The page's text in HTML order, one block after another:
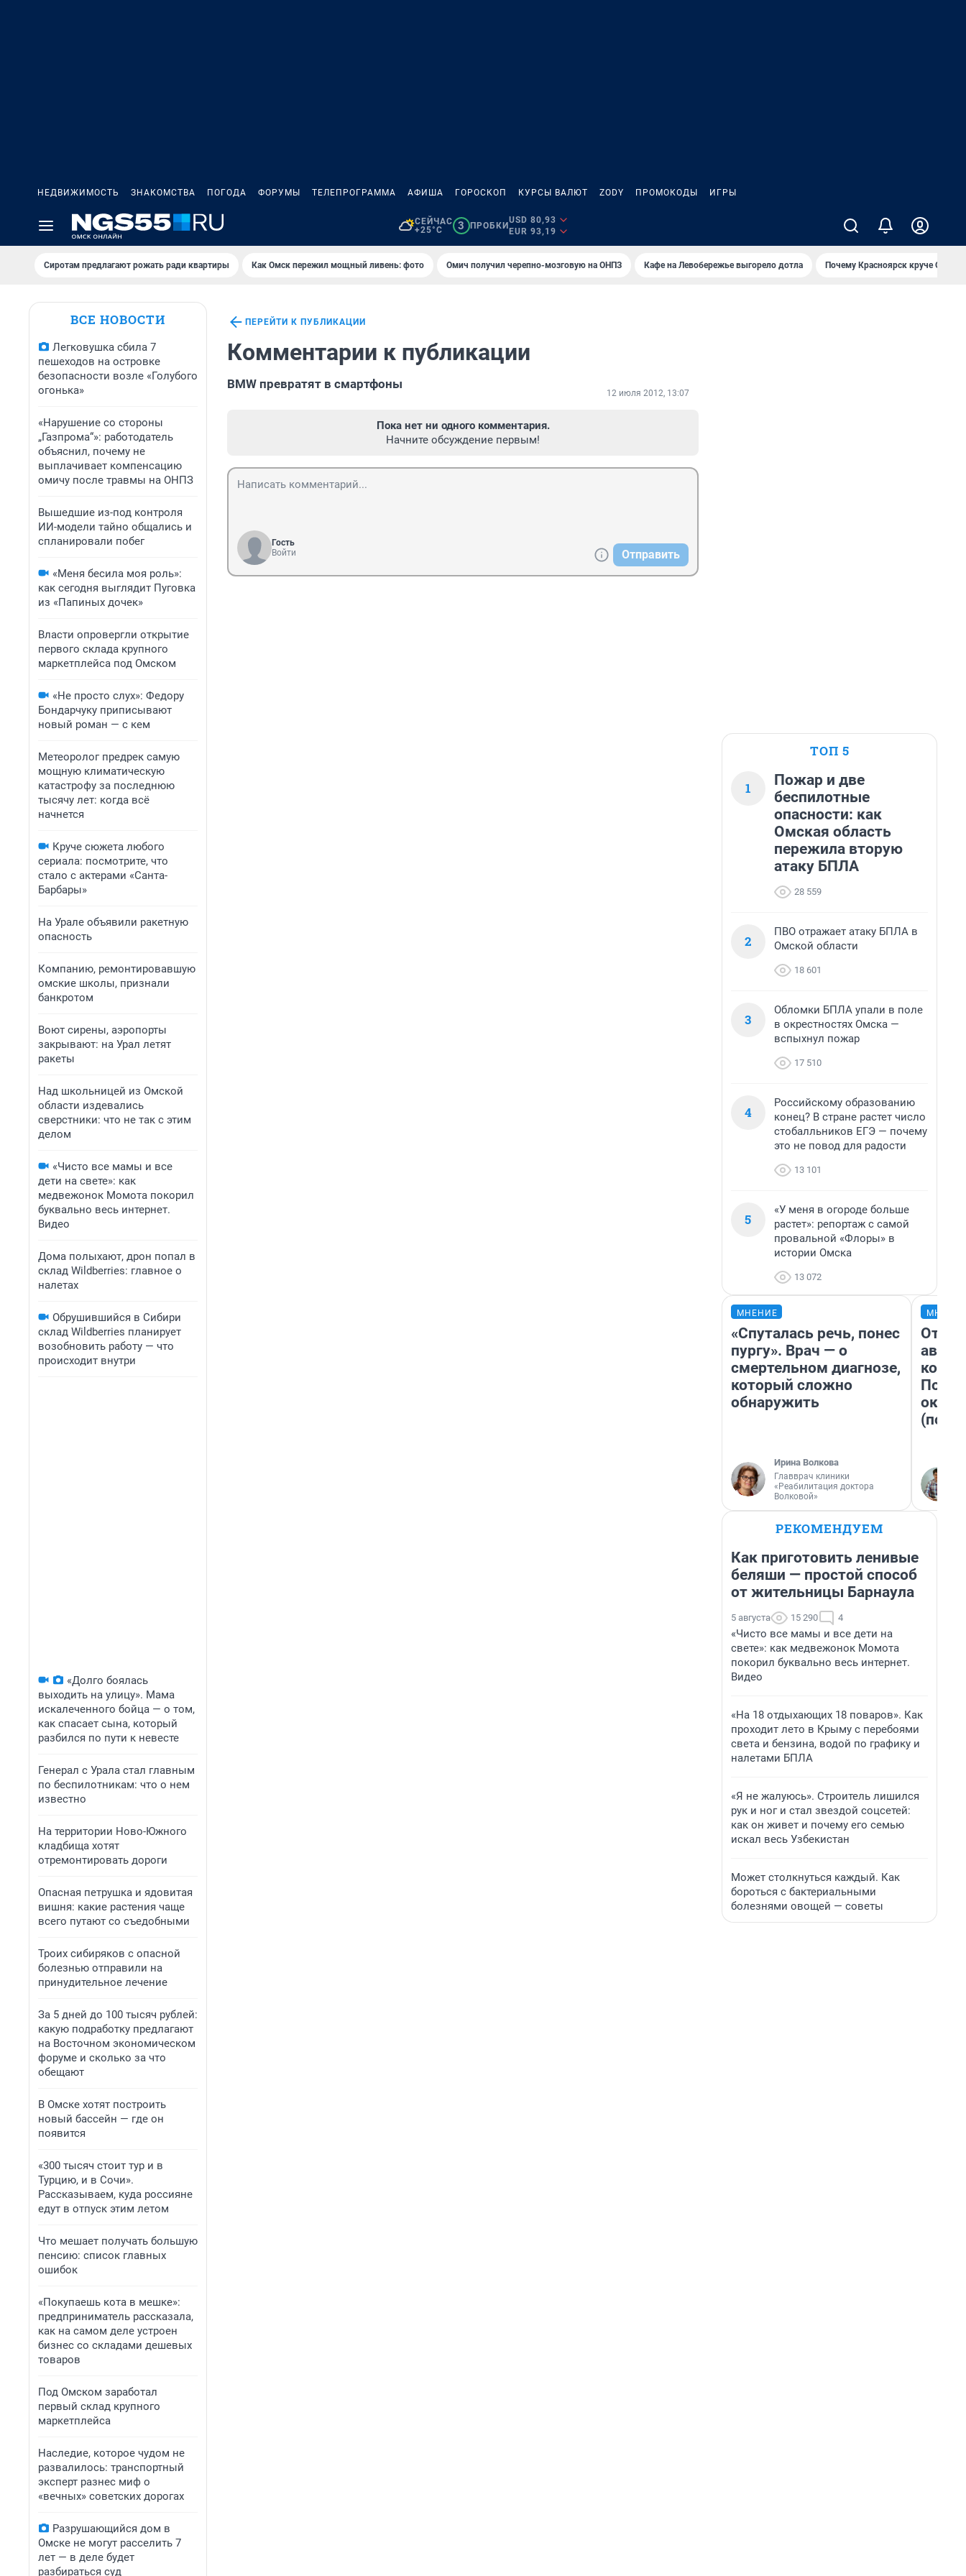
НЕДВИЖИМОСТЬ ЗНАКОМСТВА ПОГОДА ФОРУМЫ ТЕЛЕПРОГРАММА АФИША ГОРОСКОП КУРСЫ ВАЛЮТ ZODY ПРОМОКОДЫ ИГРЫ
СЕЙЧАС
+25°C
3 ПРОБКИ
USD 80,93
EUR 93,19
Сиротам предлагают рожать ради квартиры Как Омск пережил мощный ливень: фото Омич получил черепно-мозговую на ОНПЗ Кафе на Левобережье выгорело дотла Почему Красноярск круче Омска
ВСЕ НОВОСТИ
Легковушка сбила 7
пешеходов на островке
безопасности возле «Голубого
огонька»
«Нарушение со стороны
„Газпрома“»: работодатель
объяснил, почему не
выплачивает компенсацию
омичу после травмы на ОНПЗ
Вышедшие из-под контроля
ИИ-модели тайно общались и
спланировали побег
«Меня бесила моя роль»:
как сегодня выглядит Пуговка
из «Папиных дочек»
Власти опровергли открытие
первого склада крупного
маркетплейса под Омском
«Не просто слух»: Федору
Бондарчуку приписывают
новый роман — с кем
Метеоролог предрек самую
мощную климатическую
катастрофу за последнюю
тысячу лет: когда всё
начнется
Круче сюжета любого
сериала: посмотрите, что
стало с актерами «Санта-
Барбары»
На Урале объявили ракетную
опасность
Компанию, ремонтировавшую
омские школы, признали
банкротом
Воют сирены, аэропорты
закрывают: на Урал летят
ракеты
Над школьницей из Омской
области издевались
сверстники: что не так с этим
делом
«Чисто все мамы и все
дети на свете»: как
медвежонок Момота покорил
буквально весь интернет.
Видео
Дома полыхают, дрон попал в
склад Wildberries: главное о
налетах
Обрушившийся в Сибири
склад Wildberries планирует
возобновить работу — что
происходит внутри
«Долго боялась
выходить на улицу». Мама
искалеченного бойца — о том,
как спасает сына, который
разбился по пути к невесте
Генерал с Урала стал главным
по беспилотникам: что о нем
известно
На территории Ново-Южного
кладбища хотят
отремонтировать дороги
Опасная петрушка и ядовитая
вишня: какие растения чаще
всего путают со съедобными
Троих сибиряков с опасной
болезнью отправили на
принудительное лечение
За 5 дней до 100 тысяч рублей:
какую подработку предлагают
на Восточном экономическом
форуме и сколько за что
обещают
В Омске хотят построить
новый бассейн — где он
появится
«300 тысяч стоит тур и в
Турцию, и в Сочи».
Рассказываем, куда россияне
едут в отпуск этим летом
Что мешает получать большую
пенсию: список главных
ошибок
«Покупаешь кота в мешке»:
предприниматель рассказала,
как на самом деле устроен
бизнес со складами дешевых
товаров
Под Омском заработал
первый склад крупного
маркетплейса
Наследие, которое чудом не
развалилось: транспортный
эксперт разнес миф о
«вечных» советских дорогах
Разрушающийся дом в
Омске не могут расселить 7
лет — в деле будет
разбираться суд
ПЕРЕЙТИ К ПУБЛИКАЦИИ
Комментарии к публикации
BMW превратят в смартфоны
12 июля 2012, 13:07
Пока нет ни одного комментария.
Начните обсуждение первым!
Гость
Войти
Отправить
ТОП 5
1
Пожар и две
беспилотные
опасности: как
Омская область
пережила вторую
атаку БПЛА
28 559
2
ПВО отражает атаку БПЛА в
Омской области
18 601
3
Обломки БПЛА упали в поле
в окрестностях Омска —
вспыхнул пожар
17 510
4
Российскому образованию
конец? В стране растет число
стобалльников ЕГЭ — почему
это не повод для радости
13 101
5
«У меня в огороде больше
растет»: репортаж с самой
провальной «Флоры» в
истории Омска
13 072
МНЕНИЕ
«Спуталась речь, понес
пургу». Врач — о
смертельном диагнозе,
который сложно
обнаружить
Ирина Волкова
Главврач клиники
«Реабилитация доктора
Волковой»
От
РЕКОМЕНДУЕМ
Как приготовить ленивые
беляши — простой способ
от жительницы Барнаула
5 августа 15 290 4
«Чисто все мамы и все дети на
свете»: как медвежонок Момота
покорил буквально весь интернет.
Видео
«На 18 отдыхающих 18 поваров». Как
проходит лето в Крыму с перебоями
света и бензина, водой по графику и
налетами БПЛА
«Я не жалуюсь». Строитель лишился
рук и ног и стал звездой соцсетей:
как он живет и почему его семью
искал весь Узбекистан
Может столкнуться каждый. Как
бороться с бактериальными
болезнями овощей — советы